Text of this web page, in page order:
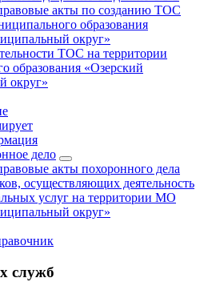
акты по созданию ТОС
образования
округ»
ТОС на территории
образования «Озерский
округ»
дело
акты похоронного дела
осуществляющих деятельность
услуг на территории МО
округ»
служб